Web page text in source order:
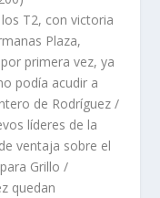
T2, con victoria
Plaza,
primera vez, ya
podía acudir a
de Rodríguez /
líderes de la
ventaja sobre el
Grillo /
quedan